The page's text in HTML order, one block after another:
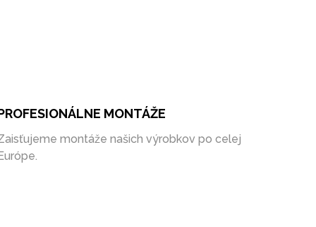
MONTÁŽE
montáže našich výrobkov po celej